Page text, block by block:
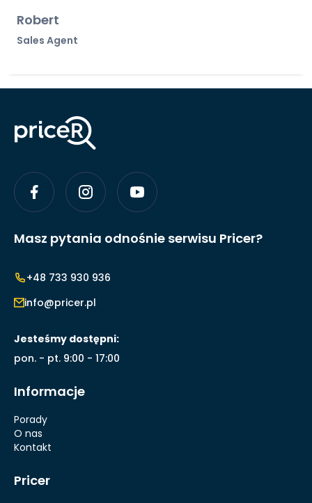
Robert
Sales Agent
Masz pytania odnośnie serwisu Pricer?
+48 733 930 936
info@pricer.pl
Jesteśmy dostępni:
pon. - pt. 9:00 - 17:00
Informacje
Porady
O nas
Kontakt
Pricer